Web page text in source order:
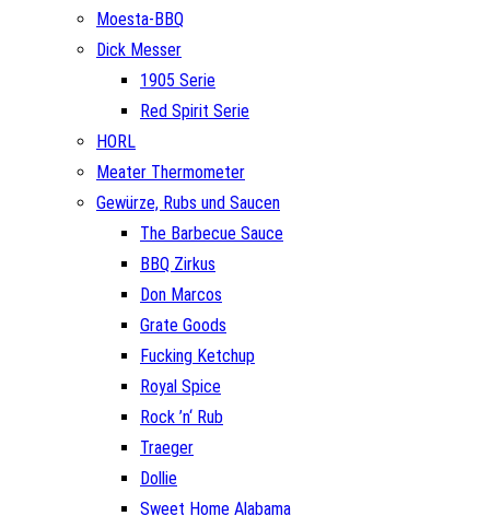
Moesta-BBQ
Dick Messer
1905 Serie
Red Spirit Serie
HORL
Meater Thermometer
Gewürze, Rubs und Saucen
The Barbecue Sauce
BBQ Zirkus
Don Marcos
Grate Goods
Fucking Ketchup
Royal Spice
Rock ’n‘ Rub
Traeger
Dollie
Sweet Home Alabama